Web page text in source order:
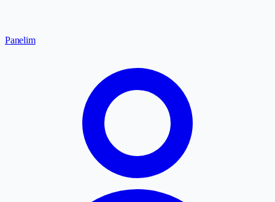
Panelim